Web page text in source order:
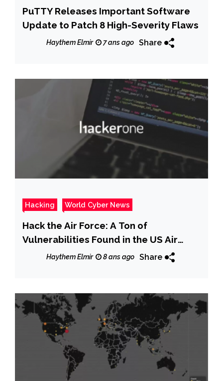
PuTTY Releases Important Software
Update to Patch 8 High-Severity Flaws
Haythem Elmir 7 ans ago Share
Hacking World Cyber News
Hack the Air Force: A Ton of
Vulnerabilities Found in the US Air
Force Cybersecurity System
Haythem Elmir 8 ans ago Share